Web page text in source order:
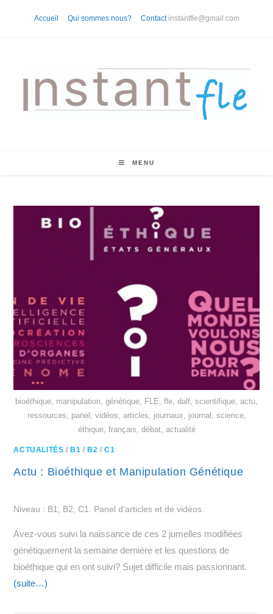
Accueil Qui sommes nous? Contact instantfle@gmail.com
MENU
bioéthique, manipulation, génétique, FLE, fle, dalf, scientifique, actu,
ressources, panel, vidéos, articles, journaux, journal, science,
éthique, français, débat, actualité
ACTUALITÉS /B1 /B2 /C1
Actu : Bioéthique et Manipulation Génétique
Niveau : B1, B2, C1. Panel d’articles et de vidéos.
Avez-vous suivi la naissance de ces 2 jumelles modifiées
génétiquement la semaine dernière et les questions de
bioéthique qui en ont suivi? Sujet difficile mais passionnant.
(suite…)